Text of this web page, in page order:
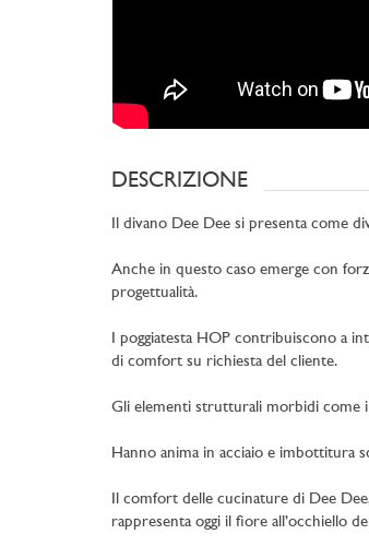
DESCRIZIONE
Il divano Dee Dee si presenta come
Anche in questo caso emerge con
progettualità.
I poggiatesta HOP contribuiscono a
di comfort su richiesta del cliente.
Gli elementi strutturali morbidi come i
Hanno anima in acciaio e imbottitura
Il comfort delle cucinature di Dee
rappresenta oggi il fiore all’occhiello